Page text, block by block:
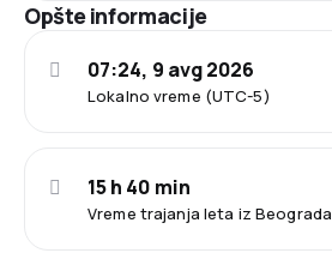
Opšte informacije
Lokalno vreme (UTC-5)
07:24, 9 avg 2026
Vreme trajanja leta iz Beograda
15 h 40 min